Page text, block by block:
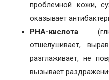
проблемной кожи,
оказывает
PHA-кислота
отшелушивает,
разглаживает, не
вызывает